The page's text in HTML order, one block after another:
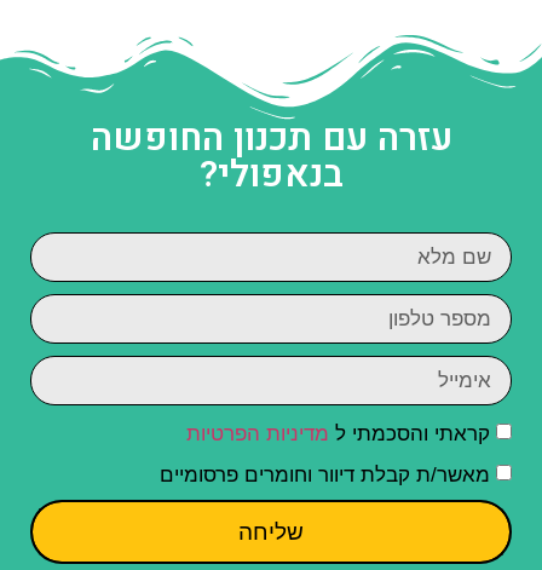
עזרה עם תכנון החופשה
בנאפולי?
קראתי והסכמתי ל מדיניות הפרטיות
מאשר/ת קבלת דיוור וחומרים פרסומיים
שליחה